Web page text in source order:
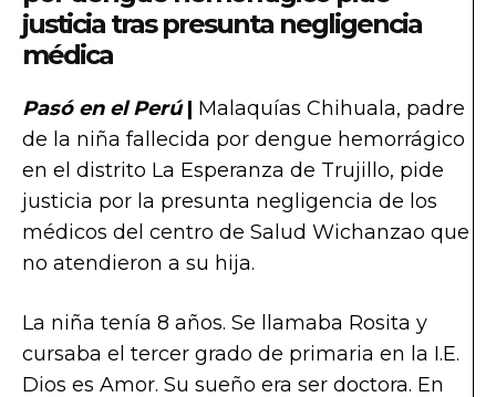
justicia tras presunta negligencia
médica
Pasó en el Perú| Malaquías Chihuala, padre
de la niña fallecida por dengue hemorrágico
en el distrito La Esperanza de Trujillo, pide
justicia por la presunta negligencia de los
médicos del centro de Salud Wichanzao que
no atendieron a su hija.
La niña tenía 8 años. Se llamaba Rosita y
cursaba el tercer grado de primaria en la I.E.
Dios es Amor. Su sueño era ser doctora. En